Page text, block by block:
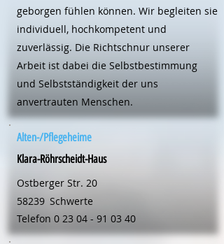
geborgen fühlen können. Wir begleiten sie
individuell, hochkompetent und
zuverlässig. Die Richtschnur unserer
Arbeit ist dabei die Selbstbestimmung
und Selbstständigkeit der uns
anvertrauten Menschen.
Alten-/Pflegeheime
Klara-Röhrscheidt-Haus
Ostberger Str. 20
58239 Schwerte
Telefon 0 23 04 - 91 03 40